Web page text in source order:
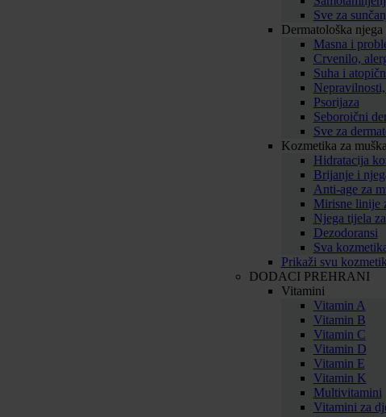
Sve za
Dermatološka njega
Masna i
Crvenilo,
Suha i
Psorijaza
Seboroični
Sve za
Kozmetika za
Hidratacija
Brijanje i
Anti-age za
Mirisne linije
Njega tijela
Dezodoransi
Sva
Prikaži svu
DODACI PREHRANI
Vitamini
Vitamin A
Vitamin B
Vitamin C
Vitamin D
Vitamin E
Vitamin K
Multivitamini
Vitamini za